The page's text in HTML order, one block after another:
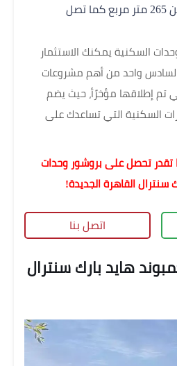
وتبدأ المساحة بها من 265 متر مربع كما تصل
السكنية يمكنك الاستثمار
السادس واحد من أهم مشروعات
تم إطلاقها مؤخرًأ، حيث يضم
السكنية التي تساعدك على
تقدر تحصل على بروشور وحدات
سنترال القاهرة الجديدة!
اتصل بنا
هايد بارك سنترال